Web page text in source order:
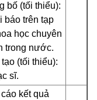
bố (tối thiểu):
báo trên tạp
học chuyên
trong nước.
(tối thiểu):
sĩ.
kết quả